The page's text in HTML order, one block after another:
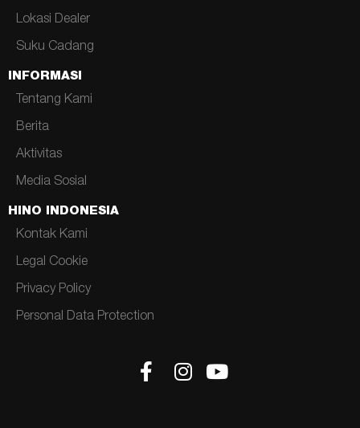
Lokasi Dealer
Suku Cadang
INFORMASI
Tentang Kami
Berita
Aktivitas
Media Sosial
HINO INDONESIA
Kontak Kami
Legal Cookie
Privacy Policy
Personal Data Protection